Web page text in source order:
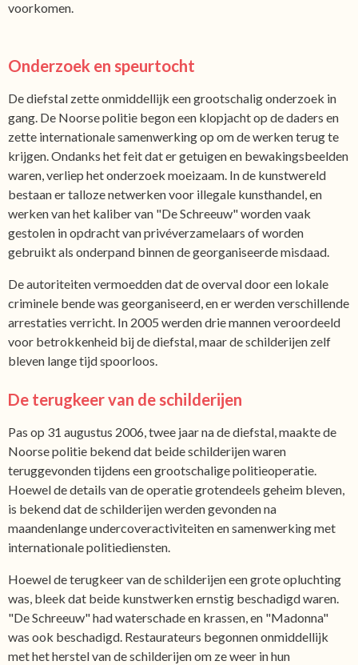
voorkomen.
Onderzoek en speurtocht
De diefstal zette onmiddellijk een grootschalig onderzoek in
gang. De Noorse politie begon een klopjacht op de daders en
zette internationale samenwerking op om de werken terug te
krijgen. Ondanks het feit dat er getuigen en bewakingsbeelden
waren, verliep het onderzoek moeizaam. In de kunstwereld
bestaan er talloze netwerken voor illegale kunsthandel, en
werken van het kaliber van "De Schreeuw" worden vaak
gestolen in opdracht van privéverzamelaars of worden
gebruikt als onderpand binnen de georganiseerde misdaad.
De autoriteiten vermoedden dat de overval door een lokale
criminele bende was georganiseerd, en er werden verschillende
arrestaties verricht. In 2005 werden drie mannen veroordeeld
voor betrokkenheid bij de diefstal, maar de schilderijen zelf
bleven lange tijd spoorloos.
De terugkeer van de schilderijen
Pas op 31 augustus 2006, twee jaar na de diefstal, maakte de
Noorse politie bekend dat beide schilderijen waren
teruggevonden tijdens een grootschalige politieoperatie.
Hoewel de details van de operatie grotendeels geheim bleven,
is bekend dat de schilderijen werden gevonden na
maandenlange undercoveractiviteiten en samenwerking met
internationale politiediensten.
Hoewel de terugkeer van de schilderijen een grote opluchting
was, bleek dat beide kunstwerken ernstig beschadigd waren.
"De Schreeuw" had waterschade en krassen, en "Madonna"
was ook beschadigd. Restaurateurs begonnen onmiddellijk
met het herstel van de schilderijen om ze weer in hun